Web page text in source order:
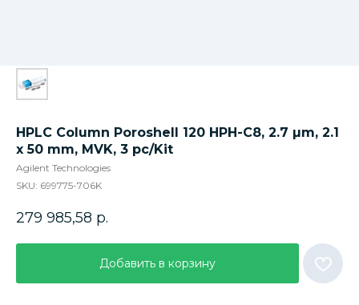
HPLC Column Poroshell 120 HPH-C8, 2.7 µm, 2.1
x 50 mm, MVK, 3 pc/Kit
Agilent Technologies
SKU: 699775-706K
279 985,58 р.
Добавить в корзину